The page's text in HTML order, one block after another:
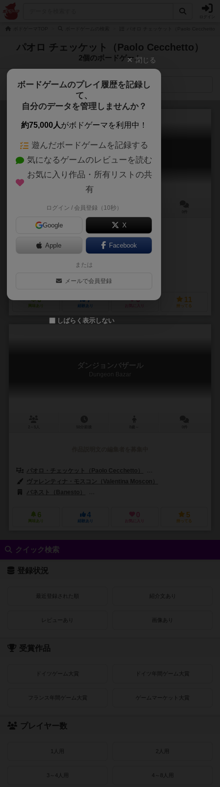
パオロ チェッケット（Paolo Cecchetto）
2個のボードゲーム
検索メニュー
ドラゴン・ペット
Dragon Pets
20～35分
作品説明文の編集者を募集中
パオロ・チェッケット（Paolo Cecchetto）
ダビデ・コルシ（Davide Corsi）
ジャパニメ・ゲームズ（Japanime Games）
0
興味あり
7
経験あり
0 11
持ってる
ダンジョンバザール
Dungeon Bazar
パオロ・チェッケット（Paolo Cecchetto）
ヴァレンティナ・モスコン（Valentina Moscon）
バネスト（Banesto）
6
興味あり
4
経験あり
0
お気に入り
5
持ってる
クイック検索
登録状況
最近登録された順 紹介文あり
レビューあり 画像あり
受賞作品
ドイツゲーム大賞 ドイツ年間ゲーム大賞
フランス年間ゲーム大賞 ゲームマーケット大賞
プレイヤー数
1人用 2人用
3～4人用 4～8人用
閉じる
ボードゲームのプレイ履歴を記録し
て、
自分のデータを管理しませんか？
約75,000人がボドゲーマを利用中！
遊んだボードゲームを記録する
気になるゲームのレビューを読む
お気に入り作品・所有リストの共
有
ログイン / 会員登録（10秒）
Google X
Apple Facebook
または
メールで会員登録
しばらく表示しない